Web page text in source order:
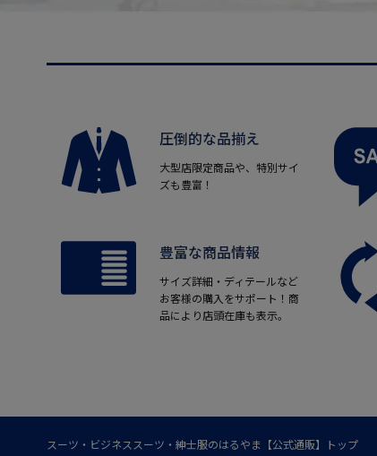
圧倒的な品揃え
大型店限定商品や、特別サイ
ズも豊富！
豊富な商品情報
サイズ詳細・ディテールなど
お客様の購入をサポート！商
品により店頭在庫も表示。
スーツ・ビジネススーツ・紳士服のはるやま【公式通販】トップ